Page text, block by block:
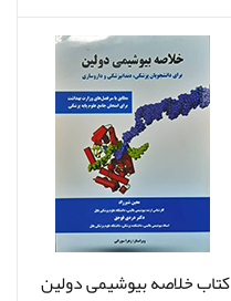
کتاب خلاصه بیوشیمی دولین